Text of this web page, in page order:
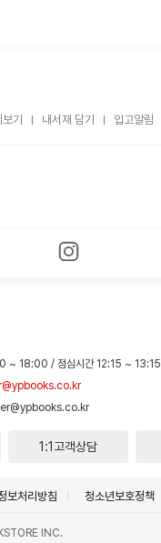
기 내서재 담기 입고알림
~ 18:00 / 점심시간 12:15 ~ 13:15
1:1고객상담
보처리방침 청소년보호정책
INC.